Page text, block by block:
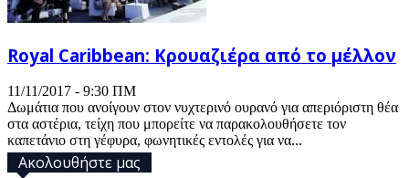
Royal Caribbean: Κρουαζιέρα από το μέλλον
11/11/2017 - 9:30 ΠΜ
Δωμάτια που ανοίγουν στον νυχτερινό ουρανό για απεριόριστη θέα
στα αστέρια, τείχη που μπορείτε να παρακολουθήσετε τον
καπετάνιο στη γέφυρα, φωνητικές εντολές για να...
Ακολουθήστε μας